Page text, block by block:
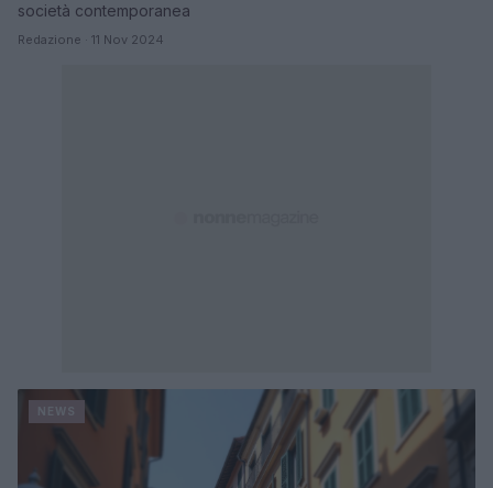
società contemporanea
Redazione · 11 Nov 2024